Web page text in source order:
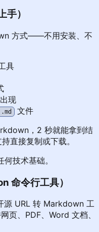
）
方式——不用安装、不
具
现
.md
文件
，2 秒就能拿到结
直接复制或下载。
技术基础。
命令行工具）
源 URL 转 Markdown 工
页、PDF、Word 文档、